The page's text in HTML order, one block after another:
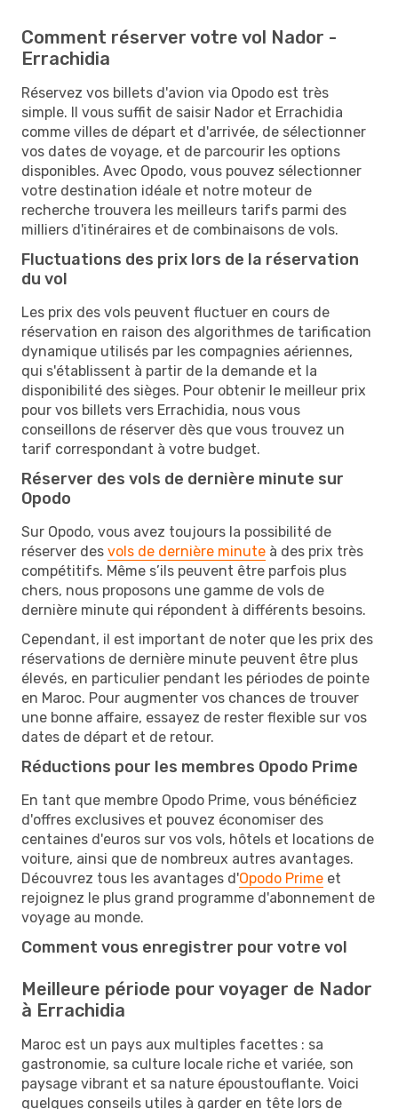
Comment réserver votre vol Nador -
Errachidia
Réservez vos billets d'avion via Opodo est très
simple. Il vous suffit de saisir Nador et Errachidia
comme villes de départ et d'arrivée, de sélectionner
vos dates de voyage, et de parcourir les options
disponibles. Avec Opodo, vous pouvez sélectionner
votre destination idéale et notre moteur de
recherche trouvera les meilleurs tarifs parmi des
milliers d'itinéraires et de combinaisons de vols.
Fluctuations des prix lors de la réservation
du vol
Les prix des vols peuvent fluctuer en cours de
réservation en raison des algorithmes de tarification
dynamique utilisés par les compagnies aériennes,
qui s'établissent à partir de la demande et la
disponibilité des sièges. Pour obtenir le meilleur prix
pour vos billets vers Errachidia, nous vous
conseillons de réserver dès que vous trouvez un
tarif correspondant à votre budget.
Réserver des vols de dernière minute sur
Opodo
Sur Opodo, vous avez toujours la possibilité de
réserver des vols de dernière minute à des prix très
compétitifs. Même s’ils peuvent être parfois plus
chers, nous proposons une gamme de vols de
dernière minute qui répondent à différents besoins.
Cependant, il est important de noter que les prix des
réservations de dernière minute peuvent être plus
élevés, en particulier pendant les périodes de pointe
en Maroc. Pour augmenter vos chances de trouver
une bonne affaire, essayez de rester flexible sur vos
dates de départ et de retour.
Réductions pour les membres Opodo Prime
En tant que membre Opodo Prime, vous bénéficiez
d'offres exclusives et pouvez économiser des
centaines d'euros sur vos vols, hôtels et locations de
voiture, ainsi que de nombreux autres avantages.
Découvrez tous les avantages d'Opodo Prime et
rejoignez le plus grand programme d'abonnement de
voyage au monde.
Comment vous enregistrer pour votre vol
Meilleure période pour voyager de Nador
à Errachidia
Maroc est un pays aux multiples facettes : sa
gastronomie, sa culture locale riche et variée, son
paysage vibrant et sa nature époustouflante. Voici
quelques conseils utiles à garder en tête lors de